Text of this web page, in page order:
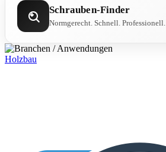
Schrauben-Finder
Normgerecht. Schnell. Professionell.
Holzbau